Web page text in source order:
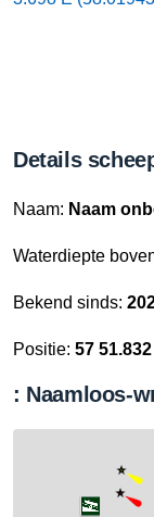
Details
Naam: Naam
Waterdiepte
Bekend sinds:
Positie: 57
: Naamloos-